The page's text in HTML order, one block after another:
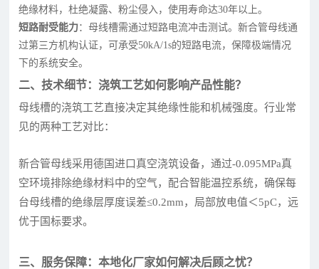
绝缘材料，杜绝凝露、粉尘侵入，使用寿命达30年以上。
短路耐受能力：母线槽需通过短路电流冲击测试。新合管母线通
过第三方机构认证，可承受50kA/1s的短路电流，保障极端情况
下的系统安全。
二、技术细节：浇筑工艺如何影响产品性能？
母线槽的浇筑工艺直接决定其绝缘性能和机械强度。行业常
见的两种工艺对比：
新合管母线采用德国进口真空浇筑设备，通过-0.095MPa真
空环境排除绝缘材料中的空气，配合智能温控系统，确保每
台母线槽的绝缘层厚度误差≤0.2mm，局部放电值＜5pC，远
优于国标要求。
三、服务保障：本地化厂家如何解决后顾之忧？